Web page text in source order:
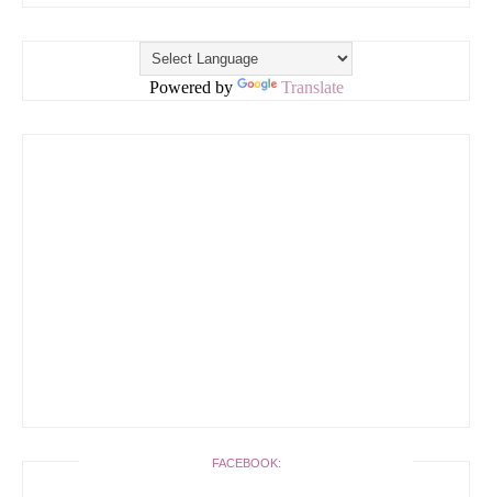
Powered by Translate
FACEBOOK: